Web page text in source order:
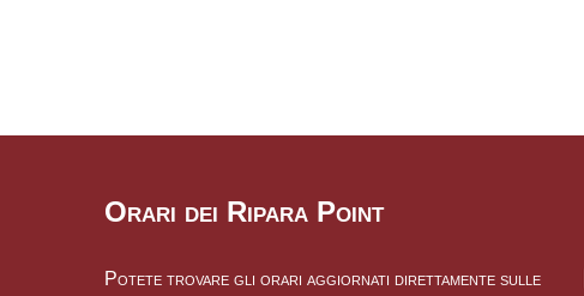
Orari dei Ripara Point
Potete trovare gli orari aggiornati direttamente sulle